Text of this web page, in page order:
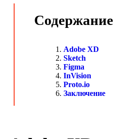
Содержание
Adobe XD
Sketch
Figma
InVision
Proto.io
Заключение